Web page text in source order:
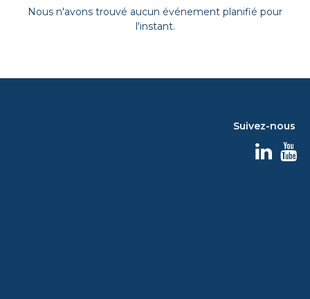
Nous n'avons trouvé aucun événement planifié pour
l'instant.
Suivez-nous